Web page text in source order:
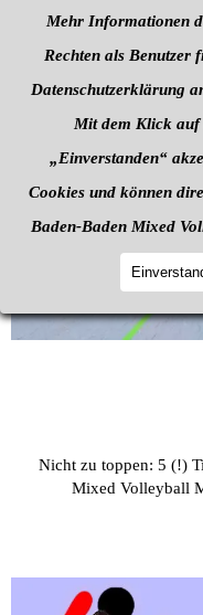
Mehr Informationen
Rechten als Benutzer
Datenschutzerklärung
Mit dem Klick auf
„Einverstanden“
Cookies und können
Baden-Baden Mixed
Nicht zu toppen: 5 (!)
Mixed Volleyball